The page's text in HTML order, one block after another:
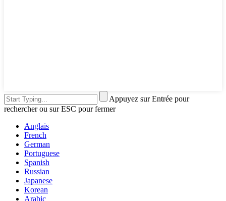
Appuyez sur Entrée pour
rechercher ou sur ESC pour fermer
Anglais
French
German
Portuguese
Spanish
Russian
Japanese
Korean
Arabic